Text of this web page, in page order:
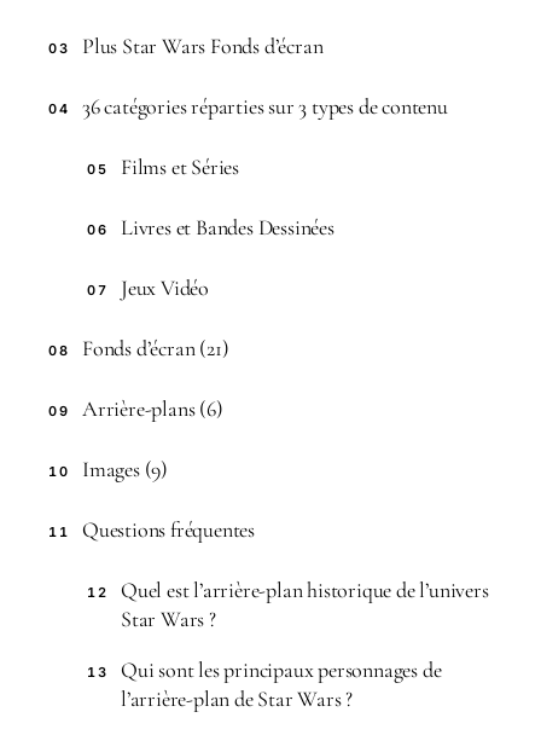
03 Plus Star Wars Fonds d’écran
04 36 catégories réparties sur 3 types de contenu
05 Films et Séries
06 Livres et Bandes Dessinées
07 Jeux Vidéo
08 Fonds d’écran (21)
09 Arrière-plans (6)
10 Images (9)
11 Questions fréquentes
12
Quel est l’arrière-plan historique de l’univers
Star Wars ?
13
Qui sont les principaux personnages de
l’arrière-plan de Star Wars ?